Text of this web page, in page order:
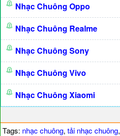
Nhạc Chuông Oppo
Nhạc Chuông Realme
Nhạc Chuông Sony
Nhạc Chuông Vivo
Nhạc Chuông Xiaomi
Tags: nhạc chuông, tải nhạc chuông,